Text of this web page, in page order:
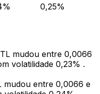
0,25%
mudou entre 0,0066
volatilidade 0,23% .
mudou entre 0,0066 e